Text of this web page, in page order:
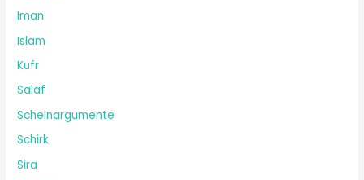
Iman
Islam
Kufr
Salaf
Scheinargumente
Schirk
Sira